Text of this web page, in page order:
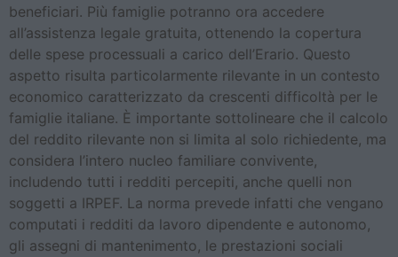
beneficiari. Più famiglie potranno ora accedere
all’assistenza legale gratuita, ottenendo la copertura
delle spese processuali a carico dell’Erario. Questo
aspetto risulta particolarmente rilevante in un contesto
economico caratterizzato da crescenti difficoltà per le
famiglie italiane. È importante sottolineare che il calcolo
del reddito rilevante non si limita al solo richiedente, ma
considera l’intero nucleo familiare convivente,
includendo tutti i redditi percepiti, anche quelli non
soggetti a IRPEF. La norma prevede infatti che vengano
computati i redditi da lavoro dipendente e autonomo,
gli assegni di mantenimento, le prestazioni sociali